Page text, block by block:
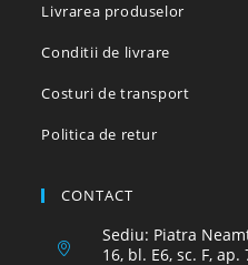
Livrarea produselor
Conditii de livrare
Costuri de transport
Politica de retur
CONTACT
Sediu: Piatra
16, bl. E6, sc. F,